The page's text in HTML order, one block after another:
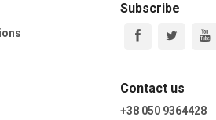
Subscribe
Contact us
+38 050 9364428